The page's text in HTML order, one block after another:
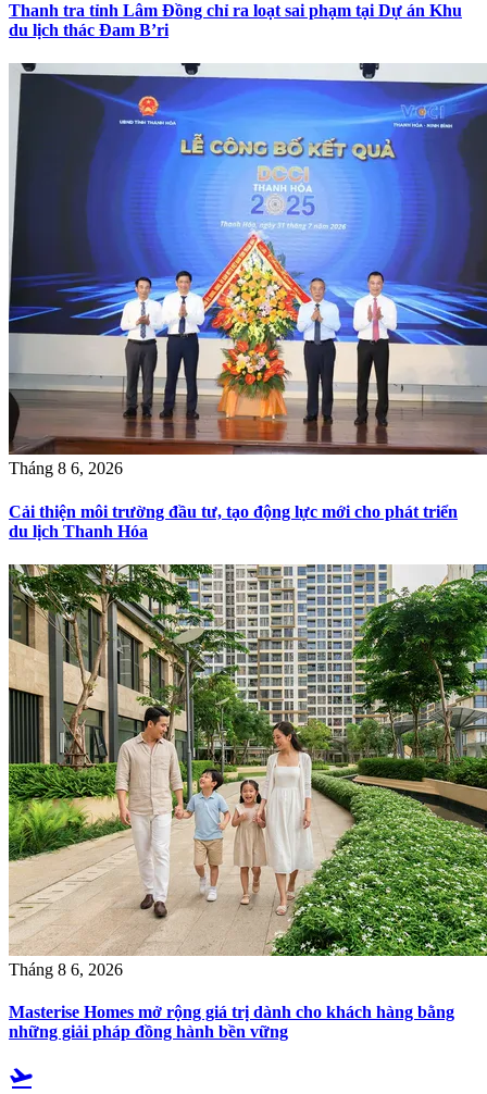
Thanh tra tỉnh Lâm Đồng chỉ ra loạt sai phạm tại Dự án Khu
du lịch thác Đam B’ri
Tháng 8 6, 2026
Cải thiện môi trường đầu tư, tạo động lực mới cho phát triển
du lịch Thanh Hóa
Tháng 8 6, 2026
Masterise Homes mở rộng giá trị dành cho khách hàng bằng
những giải pháp đồng hành bền vững
flight_takeoff